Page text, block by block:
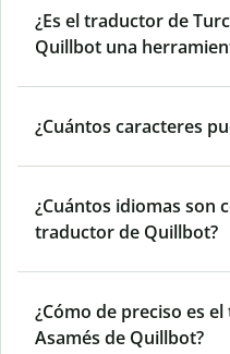
¿Es el traductor de
Quillbot una
¿Cuántos caracteres
¿Cuántos idiomas son
traductor de Quillbot?
¿Cómo de preciso es
Asamés de Quillbot?